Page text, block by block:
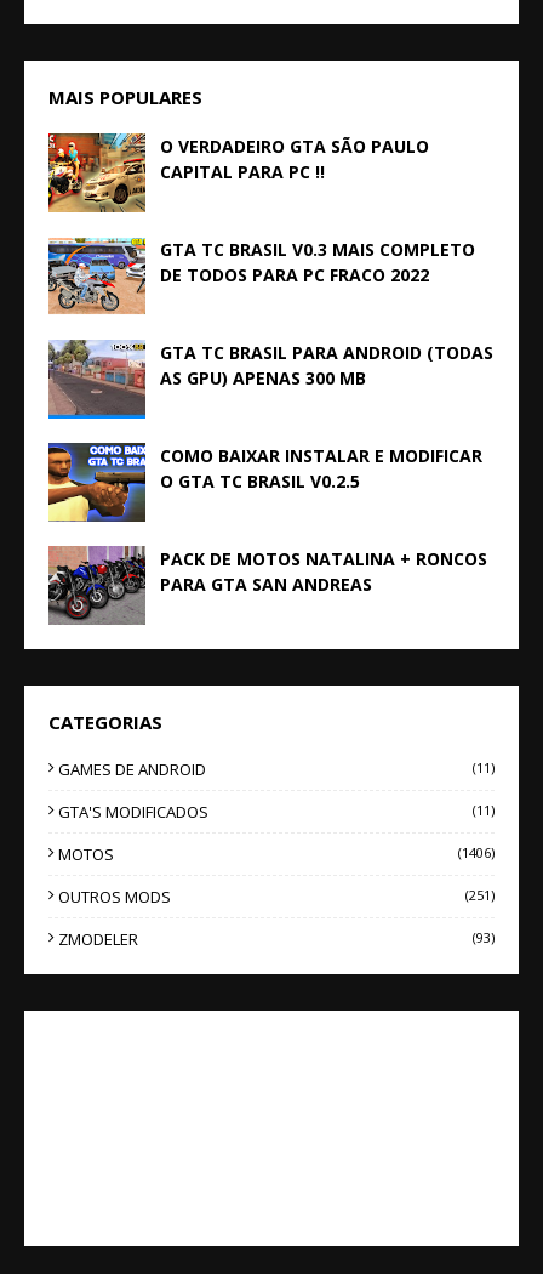
MAIS POPULARES
O VERDADEIRO GTA SÃO PAULO
CAPITAL PARA PC !!
GTA TC BRASIL V0.3 MAIS COMPLETO
DE TODOS PARA PC FRACO 2022
GTA TC BRASIL PARA ANDROID (TODAS
AS GPU) APENAS 300 MB
COMO BAIXAR INSTALAR E MODIFICAR
O GTA TC BRASIL V0.2.5
PACK DE MOTOS NATALINA + RONCOS
PARA GTA SAN ANDREAS
CATEGORIAS
GAMES DE ANDROID (11)
GTA'S MODIFICADOS (11)
MOTOS (1406)
OUTROS MODS (251)
ZMODELER (93)